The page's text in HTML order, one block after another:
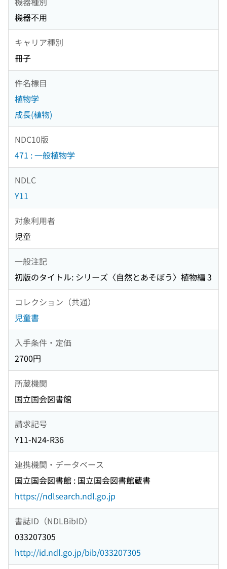
機器不用
キャリア種別
冊子
件名標目
植物学
成長(植物)
NDC10版
471 : 一般植物学
NDLC
Y11
対象利用者
児童
一般注記
初版のタイトル: シリーズ〈自然とあそぼう〉植物編 3
コレクション（共通）
児童書
入手条件・定価
2700円
所蔵機関
国立国会図書館
請求記号
Y11-N24-R36
連携機関・データベース
国立国会図書館 : 国立国会図書館蔵書
https://ndlsearch.ndl.go.jp
書誌ID（NDLBibID）
033207305
http://id.ndl.go.jp/bib/033207305